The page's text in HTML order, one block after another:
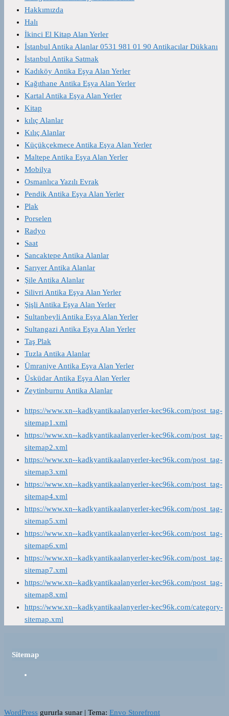
Hakkımızda
Halı
İkinci El Kitap Alan Yerler
İstanbul Antika Alanlar 0531 981 01 90 Antikacılar Dükkanı
İstanbul Antika Satmak
Kadıköy Antika Eşya Alan Yerler
Kağıthane Antika Eşya Alan Yerler
Kartal Antika Eşya Alan Yerler
Kitap
kılıç Alanlar
Kılıç Alanlar
Küçükçekmece Antika Eşya Alan Yerler
Maltepe Antika Eşya Alan Yerler
Mobilya
Osmanlıca Yazılı Evrak
Pendik Antika Eşya Alan Yerler
Plak
Porselen
Radyo
Saat
Sancaktepe Antika Alanlar
Sarıyer Antika Alanlar
Şile Antika Alanlar
Silivri Antika Eşya Alan Yerler
Şişli Antika Eşya Alan Yerler
Sultanbeyli Antika Eşya Alan Yerler
Sultangazi Antika Eşya Alan Yerler
Taş Plak
Tuzla Antika Alanlar
Ümraniye Antika Eşya Alan Yerler
Üsküdar Antika Eşya Alan Yerler
Zeytinburnu Antika Alanlar
https://www.xn--kadkyantikaalanyerler-kec96k.com/post_tag-
sitemap1.xml
https://www.xn--kadkyantikaalanyerler-kec96k.com/post_tag-
sitemap2.xml
https://www.xn--kadkyantikaalanyerler-kec96k.com/post_tag-
sitemap3.xml
https://www.xn--kadkyantikaalanyerler-kec96k.com/post_tag-
sitemap4.xml
https://www.xn--kadkyantikaalanyerler-kec96k.com/post_tag-
sitemap5.xml
https://www.xn--kadkyantikaalanyerler-kec96k.com/post_tag-
sitemap6.xml
https://www.xn--kadkyantikaalanyerler-kec96k.com/post_tag-
sitemap7.xml
https://www.xn--kadkyantikaalanyerler-kec96k.com/post_tag-
sitemap8.xml
https://www.xn--kadkyantikaalanyerler-kec96k.com/category-
sitemap.xml
Sitemap
WordPress gururla sunar | Tema: Envo Storefront